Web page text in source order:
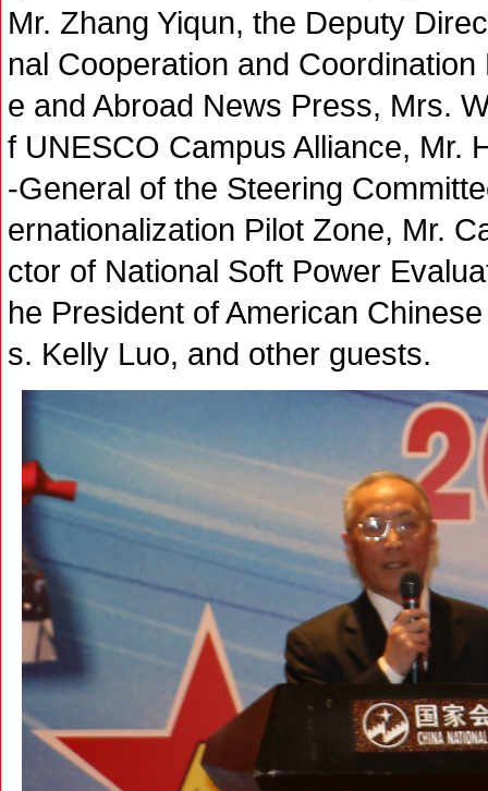
Mr. Zhang Yiqun, the Deputy
nal Cooperation and
e and Abroad News Press, Mrs.
f UNESCO Campus Alliance, Mr.
-General of the Steering
ernationalization Pilot Zone, Mr.
ctor of National Soft Power
he President of American
s. Kelly Luo, and other guests.